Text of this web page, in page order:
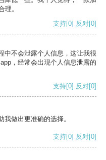
理。
支持[0] 反对[0]
中不会泄露个人信息，这让我很
，经常会出现个人信息泄露的
支持[0] 反对[0]
做出更准确的选择。
支持[0] 反对[0]